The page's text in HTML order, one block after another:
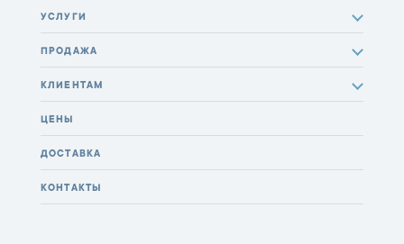
УСЛУГИ
ПРОДАЖА
КЛИЕНТАМ
ЦЕНЫ
ДОСТАВКА
КОНТАКТЫ